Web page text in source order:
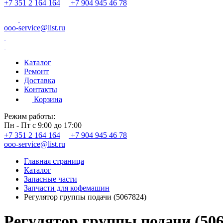
+7 351 2 164 164
+7 904 945 46 78
ooo-service@list.ru
Каталог
Ремонт
Доставка
Контакты
Корзина
Режим работы:
Пн - Пт с 9:00 до 17:00
+7 351 2 164 164
+7 904 945 46 78
ooo-service@list.ru
Главная страница
Каталог
Запасные части
Запчасти для кофемашин
Регулятор группы подачи (5067824)